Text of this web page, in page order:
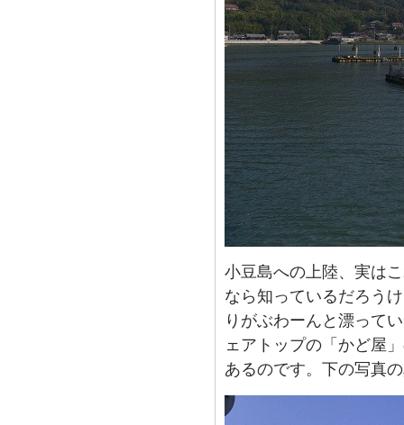
小豆島への上陸、実は
なら知っているだろう
りがぶわーんと漂って
ェアトップの「かど屋
あるのです。下の写真